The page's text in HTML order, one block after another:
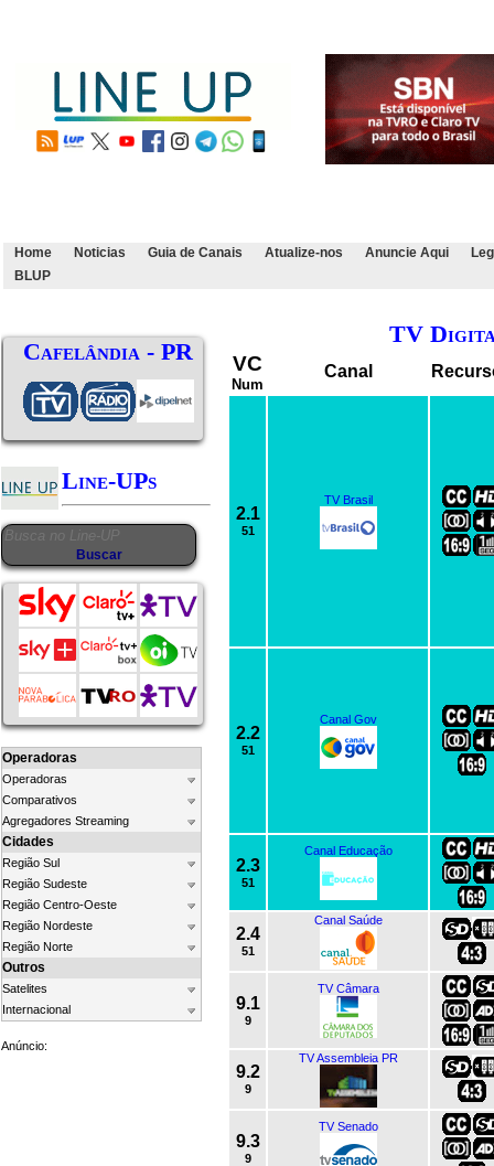
Home Noticias Guia de Canais Atualize-nos Anuncie Aqui
BLUP
Cafelândia - PR
Line-UPs
Operadoras
Operadoras
Comparativos
Agregadores Streaming
Cidades
Região Sul
Região Sudeste
Região Centro-Oeste
Região Nordeste
Região Norte
Outros
Satelites
Internacional
Anúncio:
TV
VC
Num
Canal
2.1
51
TV Brasil
2.2
51
Canal Gov
2.3
51
Canal Educação
2.4
51
Canal Saúde
9.1
9
TV Câmara
9.2
9
TV Assembleia PR
9.3
9
TV Senado